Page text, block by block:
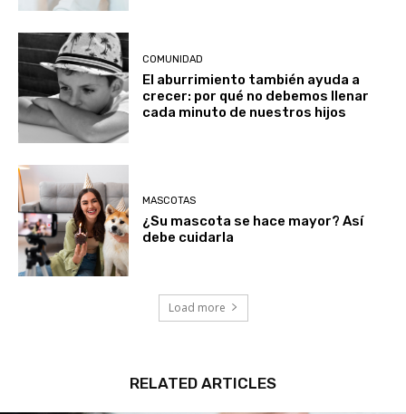
COMUNIDAD
El aburrimiento también ayuda a
crecer: por qué no debemos llenar
cada minuto de nuestros hijos
MASCOTAS
¿Su mascota se hace mayor? Así
debe cuidarla
Load more
RELATED ARTICLES